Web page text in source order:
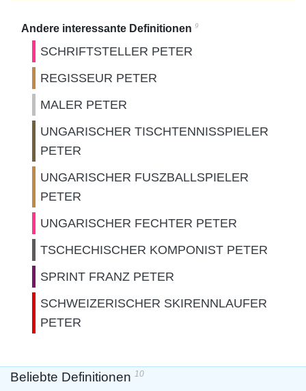
Andere interessante Definitionen 9
SCHRIFTSTELLER PETER
REGISSEUR PETER
MALER PETER
UNGARISCHER TISCHTENNISSPIELER
PETER
UNGARISCHER FUSZBALLSPIELER
PETER
UNGARISCHER FECHTER PETER
TSCHECHISCHER KOMPONIST PETER
SPRINT FRANZ PETER
SCHWEIZERISCHER SKIRENNLAUFER
PETER
Beliebte Definitionen 10